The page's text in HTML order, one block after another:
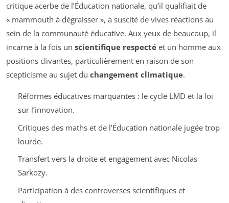
critique acerbe de l’Éducation nationale, qu’il qualifiait de
« mammouth à dégraisser », a suscité de vives réactions au
sein de la communauté éducative. Aux yeux de beaucoup, il
incarne à la fois un scientifique respecté et un homme aux
positions clivantes, particulièrement en raison de son
scepticisme au sujet du changement climatique.
Réformes éducatives marquantes : le cycle LMD et la loi
sur l’innovation.
Critiques des maths et de l’Éducation nationale jugée trop
lourde.
Transfert vers la droite et engagement avec Nicolas
Sarkozy.
Participation à des controverses scientifiques et